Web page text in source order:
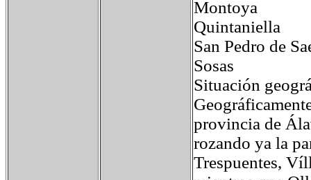
Montoya
Quintaniella
San Pedro de
Sosas
Situación
provincia de
rozando ya la
Trespuentes,